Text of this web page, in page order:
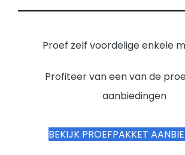
Proef zelf voordelige enkele
Profiteer van een van de
aanbiedingen
BEKIJK PROEFPAKKET